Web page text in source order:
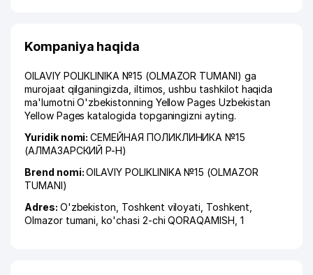
Kompaniya haqida
OILAVIY POLIKLINIKA №15 (OLMAZOR TUMANI) ga
murojaat qilganingizda, iltimos, ushbu tashkilot haqida
ma'lumotni O'zbekistonning Yellow Pages Uzbekistan
Yellow Pages katalogida topganingizni ayting.
Yuridik nomi:СЕМЕЙНАЯ ПОЛИКЛИНИКА №15
(АЛМАЗАРСКИЙ Р-Н)
Brend nomi:OILAVIY POLIKLINIKA №15 (OLMAZOR
TUMANI)
Adres: O'zbekiston, Toshkent viloyati Toshkent
Olmazor tumani ,ko'chasi 2-chi QORAQAMISH , 1